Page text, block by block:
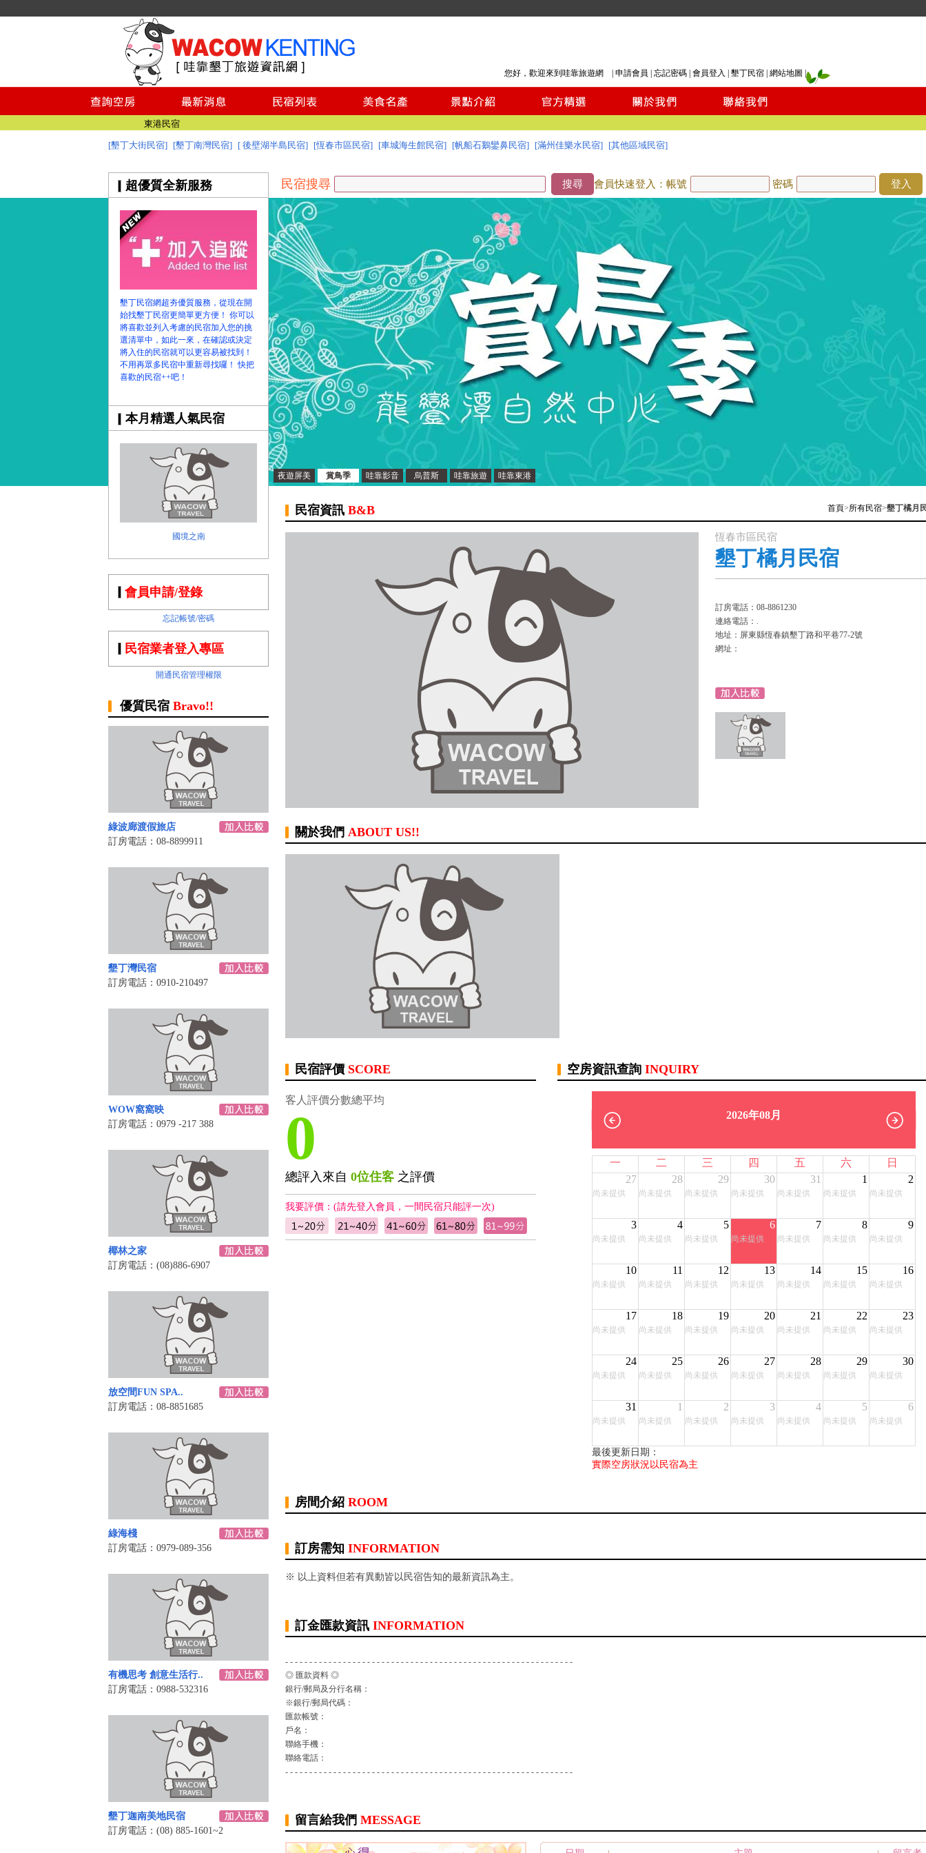
您好，歡迎來到哇靠旅遊網 | 申請會員 忘記密碼 會員登入 墾丁民宿 網站地圖
墾丁民宿
墾丁民宿空房查詢
墾丁民宿推薦
台南民宿
墾丁民宿
墾丁民宿空房查詢
墾丁景點
台南民宿
東港民宿
[墾丁大街民宿] [墾丁南灣民宿] [ 後壁湖半島民宿] [恆春市區民宿] [車城海生館民宿] [帆船石鵝鑾鼻民宿] [滿州佳樂水民宿] [其他區域民宿]
超優質全新服務
墾丁民宿網超夯優質服務，從現在開
始找墾丁民宿更簡單更方便！ 你可以
將喜歡並列入考慮的民宿加入您的挑
選清單中，如此一來，在確認或決定
將入住的民宿就可以更容易被找到！
不用再眾多民宿中重新尋找囉！ 快把
喜歡的民宿++吧！
本月精選人氣民宿
國境之南
夜遊屏美 賞鳥季 哇靠影音 烏普斯 哇靠旅遊 哇靠東港
民宿搜尋 搜尋 會員快速登入：帳號 密碼 登入
會員申請/登錄
忘記帳號/密碼
民宿業者登入專區
開通民宿管理權限
優質民宿 Bravo!!
綠波廊渡假旅店‎
訂房電話：08-8899911
墾丁灣民宿
訂房電話：0910-210497
WOW窩窩映
訂房電話：0979 -217 388
椰林之家
訂房電話：(08)886-6907
放空間FUN SPA..
訂房電話：08-8851685
綠海棧
訂房電話：0979-089-356
有機思考 創意生活行..
訂房電話：0988-532316
墾丁迦南美地民宿
訂房電話：(08) 885-1601~2
民宿資訊 B&B 首頁>所有民宿>墾丁橘月
恆春市區民宿
墾丁橘月民宿
訂房電話：08-8861230
連絡電話：.
地址：屏東縣恆春鎮墾丁路和平巷77-2號
網址：
關於我們 ABOUT US!!
民宿評價 SCORE
客人評價分數總平均
0
總評入來自 0位住客 之評價
我要評價：(請先登入會員，一間民宿只能評一次)
空房資訊查詢 INQUIRY
2026年08月
一 二 三 四 五 六
日
27
尚未提供
28
尚未提供
29
尚未提供
30
尚未提供
31
尚未提供
1
尚未提供
2
尚未提供
3
尚未提供
4
尚未提供
5
尚未提供
6
尚未提供
7
尚未提供
8
尚未提供
9
尚未提供
10
尚未提供
11
尚未提供
12
尚未提供
13
尚未提供
14
尚未提供
15
尚未提供
16
尚未提供
17
尚未提供
18
尚未提供
19
尚未提供
20
尚未提供
21
尚未提供
22
尚未提供
23
尚未提供
24
尚未提供
25
尚未提供
26
尚未提供
27
尚未提供
28
尚未提供
29
尚未提供
30
尚未提供
31
尚未提供
1
尚未提供
2
尚未提供
3
尚未提供
4
尚未提供
5
尚未提供
6
尚未提供
最後更新日期：
實際空房狀況以民宿為主
房間介紹 ROOM
訂房需知 INFORMATION
※ 以上資料但若有異動皆以民宿告知的最新資訊為主。
訂金匯款資訊 INFORMATION
- - - - - - - - - - - - - - - - - - - - - - - - - - - - - - - - - - - - - - - - - - - - - - - - - - - - - - - - - - - -
◎ 匯款資料 ◎
銀行/郵局及分行名稱：
※銀行/郵局代碼：
匯款帳號：
戶名：
聯絡手機：
聯絡電話：
- - - - - - - - - - - - - - - - - - - - - - - - - - - - - - - - - - - - - - - - - - - - - - - - - - - - - - - - - - - -
留言給我們 MESSAGE